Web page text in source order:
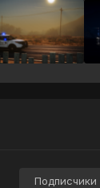
Подписчики